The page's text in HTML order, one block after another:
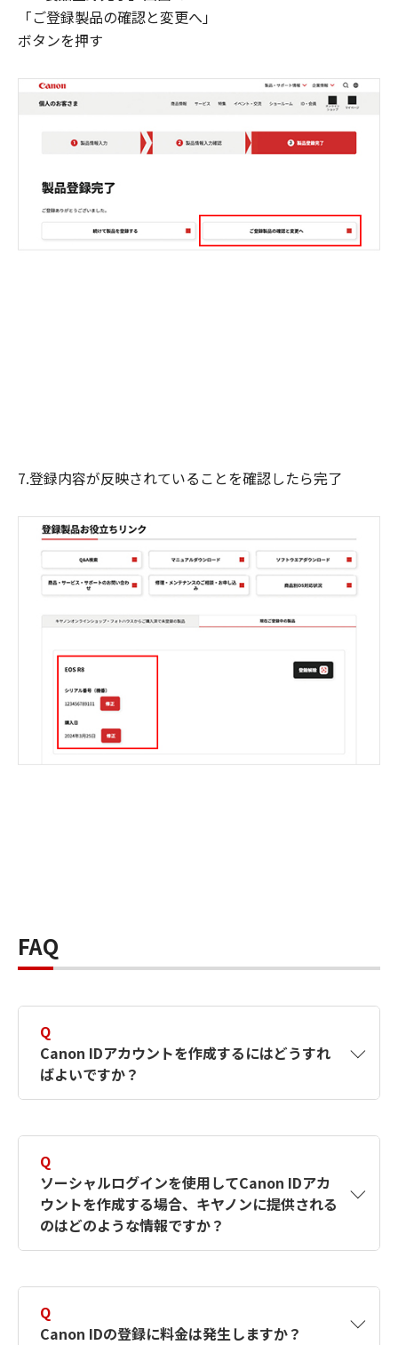
「ご登録製品の確認と変更へ」
ボタンを押す
7.登録内容が反映されていることを確認したら完了
FAQ
Q
Canon IDアカウントを作成するにはどうすれ
ばよいですか？
す。詳しい作成方法は【カメラ】Canon IDとは
何ですか？Canon IDの作成方法は？をご確認く
ださい。
Q
ソーシャルログインを使用してCanon IDアカ
ウントを作成する場合、キヤノンに提供される
のはどのような情報ですか？
択したサービスから取得します。アカウントを
簡単に作成できるように、この情報を使用して
Q
Canon IDの登録に料金は発生しますか？